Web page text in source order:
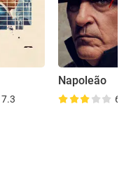
7.3
Napoleão
6.3